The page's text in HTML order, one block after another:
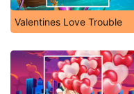
Valentines Love Trouble